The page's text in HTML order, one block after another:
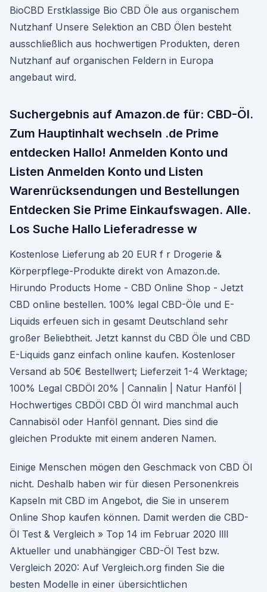
BioCBD Erstklassige Bio CBD Öle aus organischem
Nutzhanf Unsere Selektion an CBD Ölen besteht
ausschließlich aus hochwertigen Produkten, deren
Nutzhanf auf organischen Feldern in Europa
angebaut wird.
Suchergebnis auf Amazon.de für: CBD-Öl.
Zum Hauptinhalt wechseln .de Prime
entdecken Hallo! Anmelden Konto und
Listen Anmelden Konto und Listen
Warenrücksendungen und Bestellungen
Entdecken Sie Prime Einkaufswagen. Alle.
Los Suche Hallo Lieferadresse w
Kostenlose Lieferung ab 20 EUR f r Drogerie &
Körperpflege-Produkte direkt von Amazon.de.
Hirundo Products Home - CBD Online Shop - Jetzt
CBD online bestellen. 100% legal CBD-Öle und E-
Liquids erfeuen sich in gesamt Deutschland sehr
großer Beliebtheit. Jetzt kannst du CBD Öle und CBD
E-Liquids ganz einfach online kaufen. Kostenloser
Versand ab 50€ Bestellwert; Lieferzeit 1-4 Werktage;
100% Legal CBDÖl 20% | Cannalin | Natur Hanföl |
Hochwertiges CBDÖl CBD Öl wird manchmal auch
Cannabisöl oder Hanföl gennant. Dies sind die
gleichen Produkte mit einem anderen Namen.
Einige Menschen mögen den Geschmack von CBD Öl
nicht. Deshalb haben wir für diesen Personenkreis
Kapseln mit CBD im Angebot, die Sie in unserem
Online Shop kaufen können. Damit werden die CBD-
Öl Test & Vergleich » Top 14 im Februar 2020 llll
Aktueller und unabhängiger CBD-Öl Test bzw.
Vergleich 2020: Auf Vergleich.org finden Sie die
besten Modelle in einer übersichtlichen